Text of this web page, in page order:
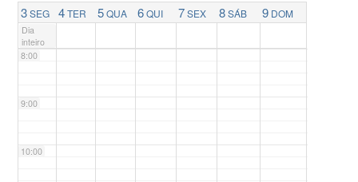
3SEG 4TER 5QUA 6QUI 7SEX 8SÁB 9 DOM
Dia
inteiro
7:00
8:00
9:00
10:00